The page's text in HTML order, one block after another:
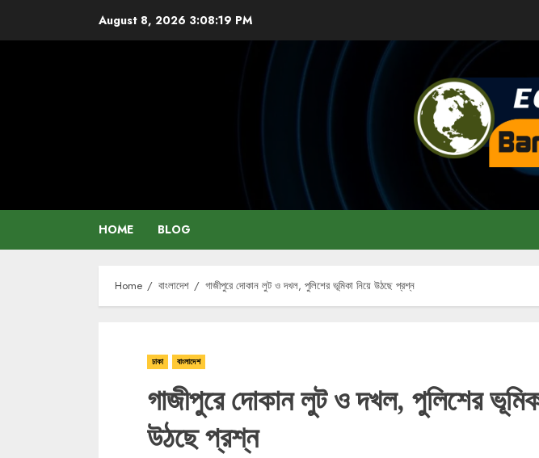
August 8, 2026 3:08:20 PM
HOME BLOG
Home বাংলাদেশ গাজীপুরে দোকান লুট ও দখল, পুলিশের ভূমিকা নিয়ে উঠছে প্রশ্ন
ঢাকা বাংলাদেশ
গাজীপুরে দোকান লুট ও দখল, পুলিশের
উঠছে প্রশ্ন